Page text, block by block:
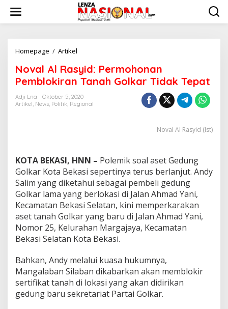
w
Homepage / Artikel
v
a
A
l
d
:
P
e
r
m
o
h
o
n
n
P
e
b
Noval Al Rasyid: Permohonan
Pemblokiran Tanah Golkar Tidak Tepat
Adji Lna
Oktober 5, 2020
Artikel, News, Politik, Regional
Noval Al Rasyid (Ist)
KOTA BEKASI, HNN – Polemik soal aset Gedung
Golkar Kota Bekasi sepertinya terus berlanjut. Andy
Salim yang diketahui sebagai pembeli gedung
Golkar lama yang berlokasi di Jalan Ahmad Yani,
Kecamatan Bekasi Selatan, kini memperkarakan
aset tanah Golkar yang baru di Jalan Ahmad Yani,
Nomor 25, Kelurahan Margajaya, Kecamatan
Bekasi Selatan Kota Bekasi.
Bahkan, Andy melalui kuasa hukumnya,
Mangalaban Silaban dikabarkan akan memblokir
sertifikat tanah di lokasi yang akan didirikan
gedung baru sekretariat Partai Golkar.